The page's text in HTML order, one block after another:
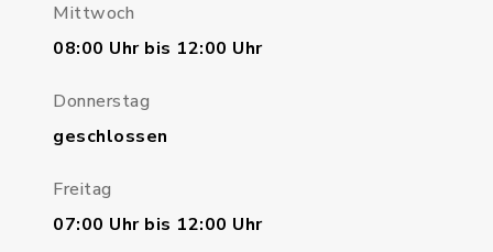
Mittwoch
08:00 Uhr bis 12:00 Uhr
Donnerstag
geschlossen
Freitag
07:00 Uhr bis 12:00 Uhr